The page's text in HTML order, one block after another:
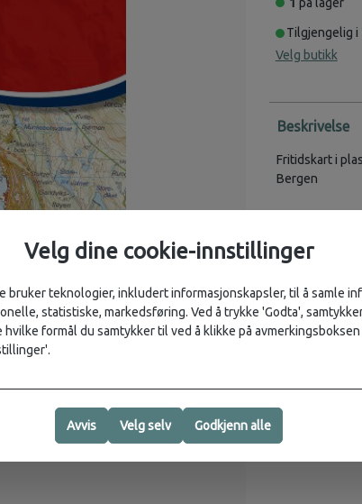
Tilgjengelig i
Velg butikk
Beskrivelse
Fritidskart i
Bergen
Serie: Norge-
Vurderinger
Velg dine cookie-innstillinger
bruker teknologier, inkludert informasjonskapsler, til å samle
statistiske, markedsføring. Ved å trykke 'Godta',
formål du samtykker til ved å klikke på
Avvis Velg selv Godkjenn alle